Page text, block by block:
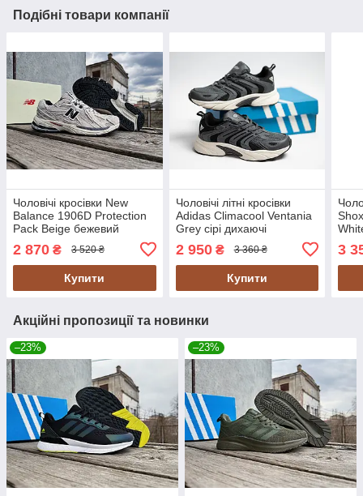
Подібні товари компанії
Чоловічі кросівки New
Balance 1906D Protection
Pack Beige бежевий
2 870 ₴ 3 520 ₴
Купити
Чоловічі літні кросівки
Adidas Climacool Ventania
Grey сірі дихаючі
2 950₴ 3 360 ₴
Купити
3
Акційні пропозиції та новинки
–23% –23%